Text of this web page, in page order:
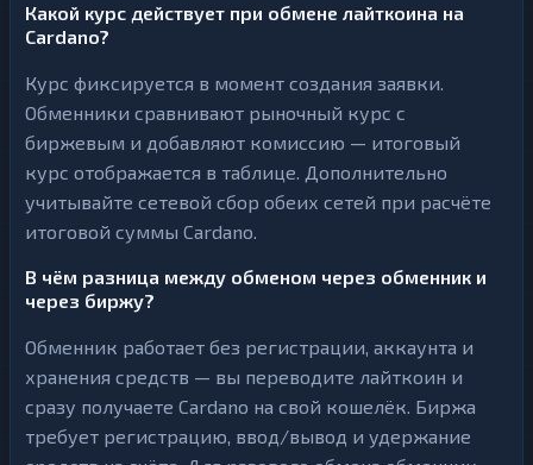
Какой курс действует при обмене лайткоина на
Cardano?
Курс фиксируется в момент создания заявки.
Обменники сравнивают рыночный курс с
биржевым и добавляют комиссию — итоговый
курс отображается в таблице. Дополнительно
учитывайте сетевой сбор обеих сетей при расчёте
итоговой суммы Cardano.
В чём разница между обменом через обменник и
через биржу?
Обменник работает без регистрации, аккаунта и
хранения средств — вы переводите лайткоин и
сразу получаете Cardano на свой кошелёк. Биржа
требует регистрацию, ввод/вывод и удержание